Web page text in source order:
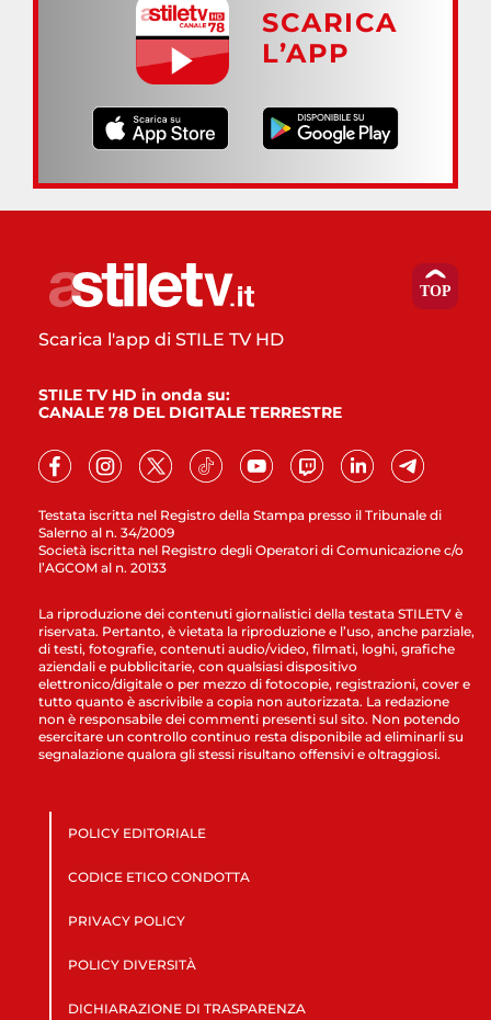
SCARICA
L’APP
Testata iscritta nel Registro della Stampa presso il Tribunale di
Salerno al n. 34/2009
Società iscritta nel Registro degli Operatori di Comunicazione c/o
l’AGCOM al n. 20133
Scarica l'app di STILE TV HD
STILE TV HD in onda su:
CANALE 78 DEL DIGITALE TERRESTRE
La riproduzione dei contenuti giornalistici della testata STILETV è
riservata. Pertanto, è vietata la riproduzione e l’uso, anche parziale,
di testi, fotografie, contenuti audio/video, filmati, loghi, grafiche
aziendali e pubblicitarie, con qualsiasi dispositivo
elettronico/digitale o per mezzo di fotocopie, registrazioni, cover e
tutto quanto è ascrivibile a copia non autorizzata. La redazione
non è responsabile dei commenti presenti sul sito. Non potendo
esercitare un controllo continuo resta disponibile ad eliminarli su
segnalazione qualora gli stessi risultano offensivi e oltraggiosi.
POLICY EDITORIALE
CODICE ETICO CONDOTTA
PRIVACY POLICY
POLICY DIVERSITÀ
DICHIARAZIONE DI TRASPARENZA